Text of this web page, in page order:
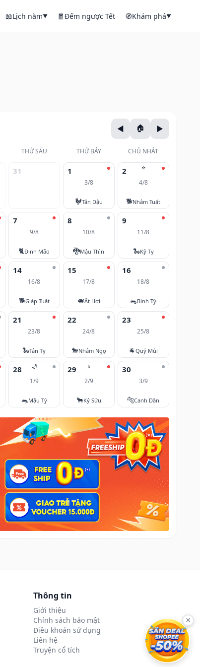
📖Lịch năm▼ 🧧Đếm ngược Tết 🧭Khám phá▼
THỨ SÁU THỨ BẢY CHỦ NHẬT
31 1
3/8
🐓Tân Dậu
⭐
2
4/8
🐕Nhâm Tuất
7
9/8
🐈Đinh Mão
8
10/8
🐉Mậu Thìn
9
11/8
🐍Kỷ Tỵ
14
16/8
🐕Giáp Tuất
15
17/8
🐖Ất Hợi
16
18/8
🐀Bính Tý
21
23/8
🐍Tân Tỵ
22
24/8
🐎Nhâm Ngọ
23
25/8
🐐Quý Mùi
🌙
28
1/9
🐀Mậu Tý
⭐
29
2/9
🐂Kỷ Sửu
30
3/9
🐅Canh Dần
Thông tin
Giới thiệu
Chính sách bảo mật
Điều khoản sử dụng
Liên hệ
Truyện cổ tích
×